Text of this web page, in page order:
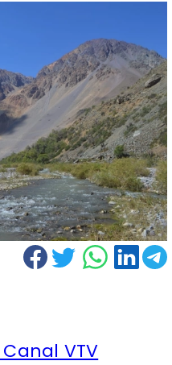
VTV